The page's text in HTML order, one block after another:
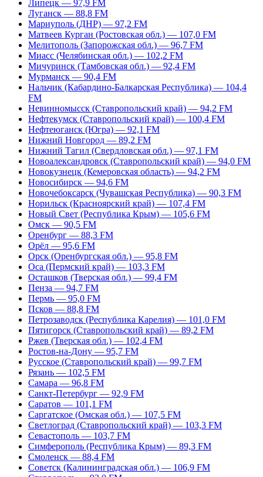
Липецк — 97,9 FM
Луганск — 88,8 FM
Мариуполь (ДНР) — 97,2 FM
Матвеев Курган (Ростовская обл.) — 107,0 FM
Мелитополь (Запорожская обл.) — 96,7 FM
Миасс (Челябинская обл.) — 102,2 FM
Мичуринск (Тамбовская обл.) — 92,4 FM
Мурманск — 90,4 FM
Нальчик (Кабардино-Балкарская Республика) — 104,4
FM
Невинномысск (Ставропольский край) — 94,2 FM
Нефтекумск (Ставропольский край) — 100,4 FM
Нефтеюганск (Югра) — 92,1 FM
Нижний Новгород — 89,2 FM
Нижний Тагил (Свердловская обл.) — 97,1 FM
Новоалександровск (Ставропольский край) — 94,0 FM
Новокузнецк (Кемеровская область) — 94,2 FM
Новосибирск — 94,6 FM
Новочебоксарск (Чувашская Республика) — 90,3 FM
Норильск (Красноярский край) — 107,4 FM
Новый Свет (Республика Крым) — 105,6 FM
Омск — 90,5 FM
Оренбург — 88,3 FM
Орёл — 95,6 FM
Орск (Оренбургская обл.) — 95,8 FM
Оса (Пермский край) — 103,3 FM
Осташков (Тверская обл.) — 99,4 FM
Пенза — 94,7 FM
Пермь — 95,0 FM
Псков — 88,8 FM
Петрозаводск (Республика Карелия) — 101,0 FM
Пятигорск (Ставропольский край) — 89,2 FM
Ржев (Тверская обл.) — 102,4 FM
Ростов-на-Дону — 95,7 FM
Русское (Ставропольский край) — 99,7 FM
Рязань — 102,5 FM
Самара — 96,8 FM
Санкт-Петербург — 92,9 FM
Саратов — 101,1 FM
Саргатское (Омская обл.) — 107,5 FM
Светлоград (Ставропольский край) — 103,3 FM
Севастополь — 103,7 FM
Симферополь (Республика Крым) — 89,3 FM
Смоленск — 88,4 FM
Советск (Калининградская обл.) — 106,9 FM